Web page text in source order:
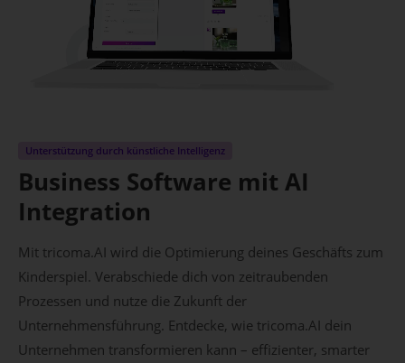
Unterstützung durch künstliche Intelligenz
Business Software mit AI
Integration
Mit tricoma.AI wird die Optimierung deines Geschäfts zum
Kinderspiel. Verabschiede dich von zeitraubenden
Prozessen und nutze die Zukunft der
Unternehmensführung. Entdecke, wie tricoma.AI dein
Unternehmen transformieren kann – effizienter, smarter